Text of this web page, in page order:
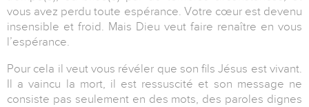
vous avez perdu toute espérance. Votre cœur est devenu
insensible et froid. Mais Dieu veut faire renaître en vous
l’espérance.
Pour cela il veut vous révéler que son fils Jésus est vivant.
Il a vaincu la mort, il est ressuscité et son message ne
consiste pas seulement en des mots, des paroles dignes